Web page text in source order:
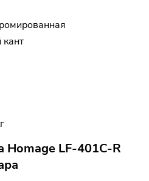
Homage LF-401C-R